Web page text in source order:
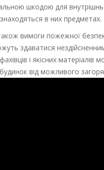
шкодою для
в них предметах.
вимоги пожежної
здаватися
і якісних матеріалів
від можливого